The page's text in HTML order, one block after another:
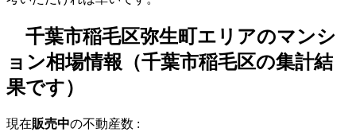
千葉市稲毛区弥生町エリアのマンシ
ョン相場情報（千葉市稲毛区の集計結
果です）
現在販売中の不動産数 :